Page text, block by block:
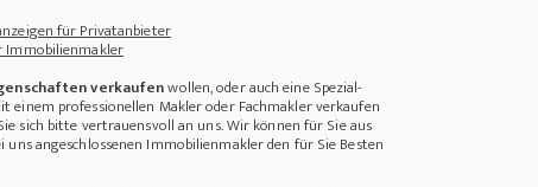
für Privatanbieter
Immobilienmakler
verkaufenwollen, oder auch eine Spezial-
einem professionellen Makler oder Fachmakler verkaufen
sich bitte vertrauensvoll an uns. Wir können für Sie aus
angeschlossenen Immobilienmakler den für Sie Besten